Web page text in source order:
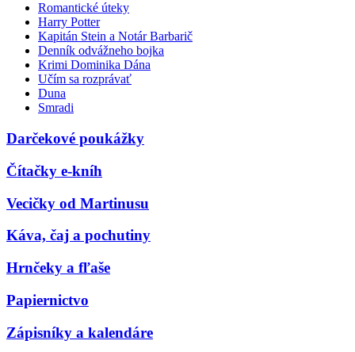
Romantické úteky
Harry Potter
Kapitán Stein a Notár Barbarič
Denník odvážneho bojka
Krimi Dominika Dána
Učím sa rozprávať
Duna
Smradi
Darčekové poukážky
Čítačky e-kníh
Vecičky od Martinusu
Káva, čaj a pochutiny
Hrnčeky a fľaše
Papiernictvo
Zápisníky a kalendáre